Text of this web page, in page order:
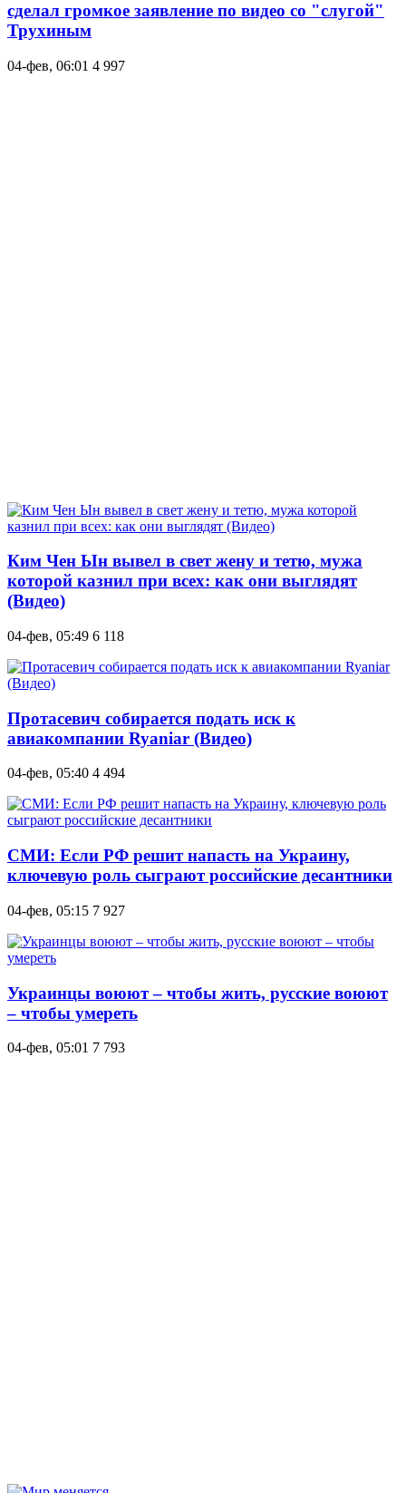
сделал громкое заявление по видео со "слугой"
Трухиным
04-фев, 06:01 4 997
Ким Чен Ын вывел в свет жену и тетю, мужа
которой казнил при всех: как они выглядят
(Видео)
04-фев, 05:49 6 118
Протасевич собирается подать иск к
авиакомпании Ryaniar (Видео)
04-фев, 05:40 4 494
СМИ: Если РФ решит напасть на Украину,
ключевую роль сыграют российские десантники
04-фев, 05:15 7 927
Украинцы воюют – чтобы жить, русские воюют
– чтобы умереть
04-фев, 05:01 7 793